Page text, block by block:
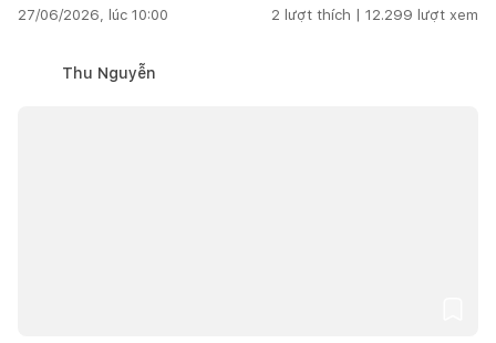
27/06/2026, lúc 10:00 2 lượt thích | 12.299 lượt xem
Thu Nguyễn